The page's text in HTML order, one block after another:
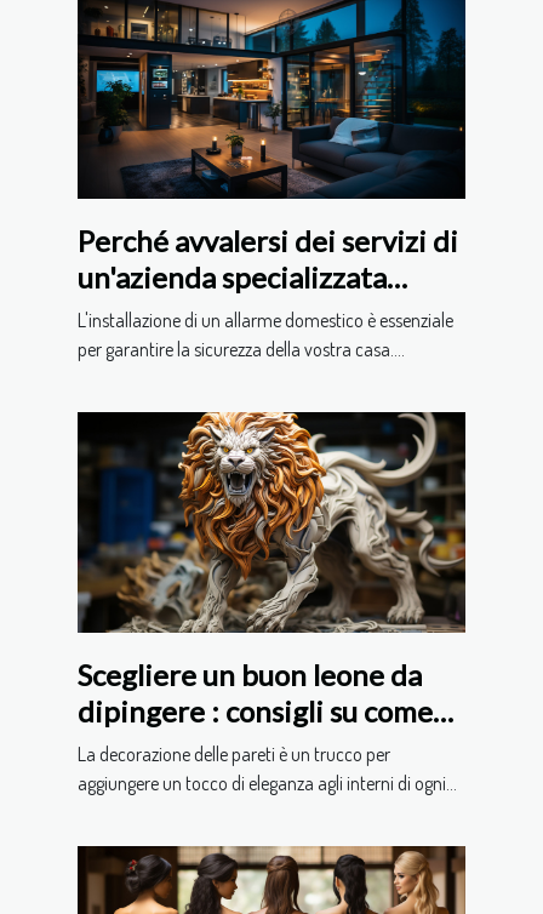
Perché avvalersi dei servizi di
un'azienda specializzata
nell'installazione di allarmi
domestici ?
L'installazione di un allarme domestico è essenziale
per garantire la sicurezza della vostra casa....
Scegliere un buon leone da
dipingere : consigli su come
farlo
La decorazione delle pareti è un trucco per
aggiungere un tocco di eleganza agli interni di ogni...